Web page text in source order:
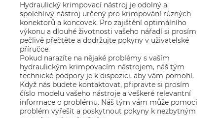
Hydraulický krimpovací nástroj je odolný a
spolehlivý nástroj určený pro krimpování různých
konektorů a koncovek. Pro zajištění optimálního
výkonu a dlouhé životnosti vašeho nářadí si prosím
pečlivě přečtěte a dodržujte pokyny v uživatelské
příručce.
Pokud narazíte na nějaké problémy s vaším
hydraulickým krimpovacím nástrojem, náš tým
technické podpory je k dispozici, aby vám pomohl.
Když nás budete kontaktovat, připravte si prosím
číslo modelu vašeho nástroje a veškeré relevantní
informace o problému. Náš tým vám může pomoci
problém vyřešit a poskytnout pokyny k nezbytným